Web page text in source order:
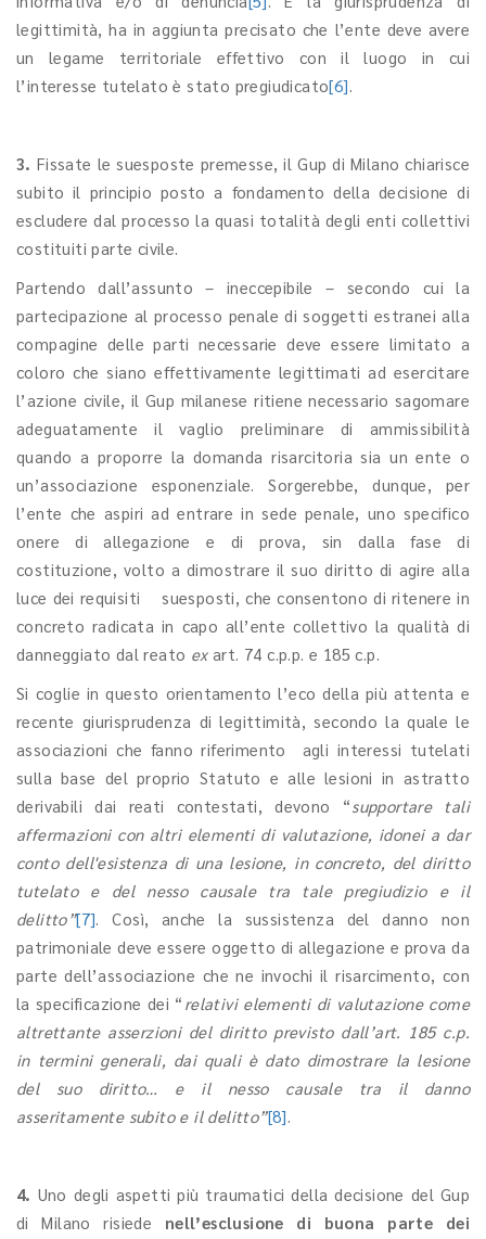
legittimità, ha in aggiunta precisato che l’ente deve avere
un legame territoriale effettivo con il luogo in cui
l’interesse tutelato è stato pregiudicato[6].
3. Fissate le suesposte premesse, il Gup di Milano chiarisce
subito il principio posto a fondamento della decisione di
escludere dal processo la quasi totalità degli enti collettivi
costituiti parte civile.
Partendo dall’assunto – ineccepibile – secondo cui la
partecipazione al processo penale di soggetti estranei alla
compagine delle parti necessarie deve essere limitato a
coloro che siano effettivamente legittimati ad esercitare
l’azione civile, il Gup milanese ritiene necessario sagomare
adeguatamente il vaglio preliminare di ammissibilità
quando a proporre la domanda risarcitoria sia un ente o
un’associazione esponenziale. Sorgerebbe, dunque, per
l’ente che aspiri ad entrare in sede penale, uno specifico
onere di allegazione e di prova, sin dalla fase di
costituzione, volto a dimostrare il suo diritto di agire alla
luce dei requisiti suesposti, che consentono di ritenere in
concreto radicata in capo all’ente collettivo la qualità di
danneggiato dal reato exart. 74 c.p.p. e 185 c.p.
Si coglie in questo orientamento l’eco della più attenta e
recente giurisprudenza di legittimità, secondo la quale le
associazioni che fanno riferimento agli interessi tutelati
sulla base del proprio Statuto e alle lesioni in astratto
derivabili dai reati contestati, devono “supportare tali
affermazioni con altri elementi di valutazione, idonei a dar
conto dell'esistenza di una lesione, in concreto, del diritto
tutelato e del nesso causale tra tale pregiudizio e il
delitto”[7]. Così, anche la sussistenza del danno non
patrimoniale deve essere oggetto di allegazione e prova da
parte dell’associazione che ne invochi il risarcimento, con
la specificazione dei “ relativi elementi di valutazione come
altrettante asserzioni del diritto previsto dall’art. 185 c.p.
in termini generali, dai quali è dato dimostrare la lesione
del suo diritto… e il nesso causale tra il danno
asseritamente subito e il delitto”[8].
4. Uno degli aspetti più traumatici della decisione del Gup
di Milano risiede nell’esclusione di buona parte dei